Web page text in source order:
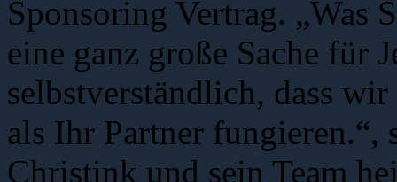
Sponsoring Vertrag. „Was
eine ganz große Sache für
selbstverständlich, dass
als Ihr Partner fungieren.“,
Christink und sein Team